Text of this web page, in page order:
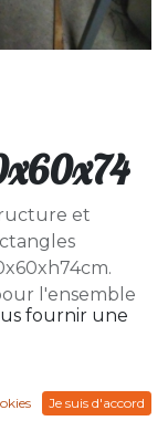
et
l'ensemble
fournir une
Je suis d'accord